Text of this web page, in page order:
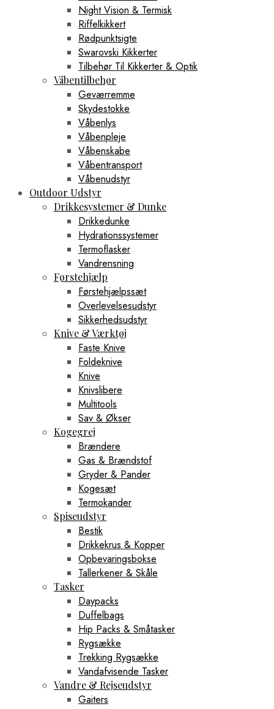
Night Vision & Termisk
Riffelkikkert
Rødpunktsigte
Swarovski Kikkerter
Tilbehør Til Kikkerter & Optik
Våbentilbehør
Geværremme
Skydestokke
Våbenlys
Våbenpleje
Våbenskabe
Våbentransport
Våbenudstyr
Outdoor Udstyr
Drikkesystemer & Dunke
Drikkedunke
Hydrationssystemer
Termoflasker
Vandrensning
Førstehjælp
Førstehjælpssæt
Overlevelsesudstyr
Sikkerhedsudstyr
Knive & Værktøj
Faste Knive
Foldeknive
Knive
Knivslibere
Multitools
Sav & Økser
Kogegrej
Brændere
Gas & Brændstof
Gryder & Pander
Kogesæt
Termokander
Spiseudstyr
Bestik
Drikkekrus & Kopper
Opbevaringsbokse
Tallerkener & Skåle
Tasker
Daypacks
Duffelbags
Hip Packs & Småtasker
Rygsække
Trekking Rygsække
Vandafvisende Tasker
Vandre & Rejseudstyr
Gaiters